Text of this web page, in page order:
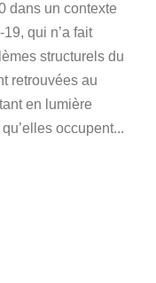
dans un contexte
qui n’a fait
structurels du
retrouvées au
en lumière
occupent...